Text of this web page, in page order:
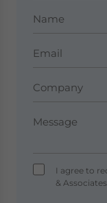
I agree to
&